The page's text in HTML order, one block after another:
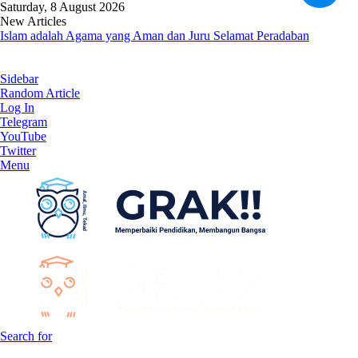
Saturday, 8 August 2026
New Articles
Islam adalah Agama yang Aman dan Juru Selamat Peradaban
Sidebar
Random Article
Log In
Telegram
YouTube
Twitter
Menu
Search for